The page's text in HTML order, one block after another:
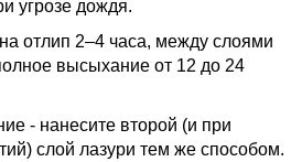
угрозе дождя.
отлип 2–4 часа, между слоями
высыхание от 12 до 24
- нанесите второй (и при
слой лазури тем же способом.